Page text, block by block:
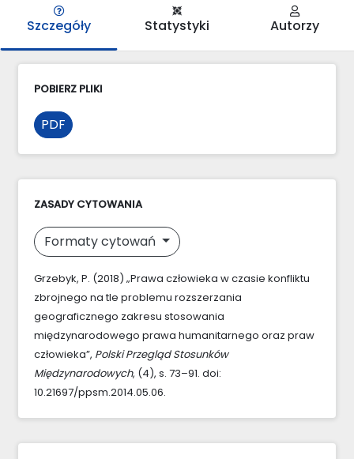
Szczegóły Statystyki Autorzy
POBIERZ PLIKI
PDF
ZASADY CYTOWANIA
Formaty cytowań
Grzebyk, P. (2018) „Prawa człowieka w czasie konfliktu
zbrojnego na tle problemu rozszerzania
geograficznego zakresu stosowania
międzynarodowego prawa humanitarnego oraz praw
człowieka”, Polski Przegląd Stosunków
Międzynarodowych, (4), s. 73–91. doi:
10.21697/ppsm.2014.05.06.